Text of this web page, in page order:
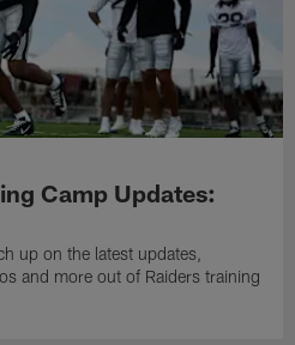
Camp Updates:
up on the latest updates,
and more out of Raiders training